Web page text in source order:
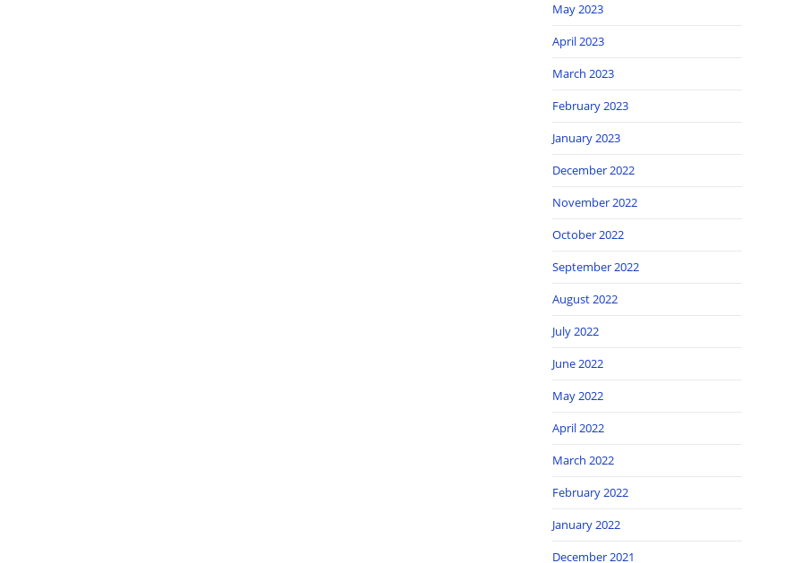
May 2023
April 2023
March 2023
February 2023
January 2023
December 2022
November 2022
October 2022
September 2022
August 2022
July 2022
June 2022
May 2022
April 2022
March 2022
February 2022
January 2022
December 2021